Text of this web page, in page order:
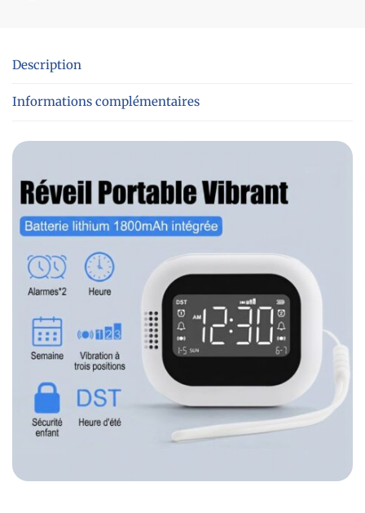
Description
Informations complémentaires